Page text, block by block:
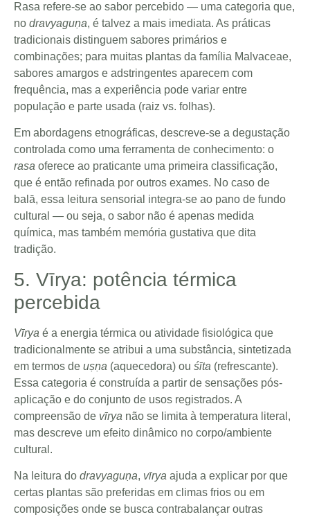
Rasa refere-se ao sabor percebido — uma categoria que,
no dravyaguṇa, é talvez a mais imediata. As práticas
tradicionais distinguem sabores primários e
combinações; para muitas plantas da família Malvaceae,
sabores amargos e adstringentes aparecem com
frequência, mas a experiência pode variar entre
população e parte usada (raiz vs. folhas).
Em abordagens etnográficas, descreve-se a degustação
controlada como uma ferramenta de conhecimento: o
rasa oferece ao praticante uma primeira classificação,
que é então refinada por outros exames. No caso de
balā, essa leitura sensorial integra-se ao pano de fundo
cultural — ou seja, o sabor não é apenas medida
química, mas também memória gustativa que dita
tradição.
5. Vīrya: potência térmica
percebida
Vīrya é a energia térmica ou atividade fisiológica que
tradicionalmente se atribui a uma substância, sintetizada
em termos de uṣṇa (aquecedora) ou śīta (refrescante).
Essa categoria é construída a partir de sensações pós-
aplicação e do conjunto de usos registrados. A
compreensão de vīrya não se limita à temperatura literal,
mas descreve um efeito dinâmico no corpo/ambiente
cultural.
Na leitura do dravyaguṇa, vīrya ajuda a explicar por que
certas plantas são preferidas em climas frios ou em
composições onde se busca contrabalançar outras